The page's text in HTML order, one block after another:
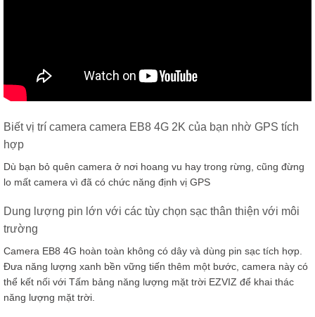
Biết vị trí camera camera EB8 4G 2K của bạn nhờ GPS tích
hợp
Dù bạn bỏ quên camera ở nơi hoang vu hay trong rừng, cũng đừng
lo mất camera vì đã có chức năng định vị GPS
Dung lượng pin lớn với các tùy chọn sạc thân thiện với môi
trường
Camera EB8 4G hoàn toàn không có dây và dùng pin sạc tích hợp.
Đưa năng lượng xanh bền vững tiến thêm một bước, camera này có
thể kết nối với Tấm bảng năng lượng mặt trời EZVIZ để khai thác
năng lượng mặt trời.